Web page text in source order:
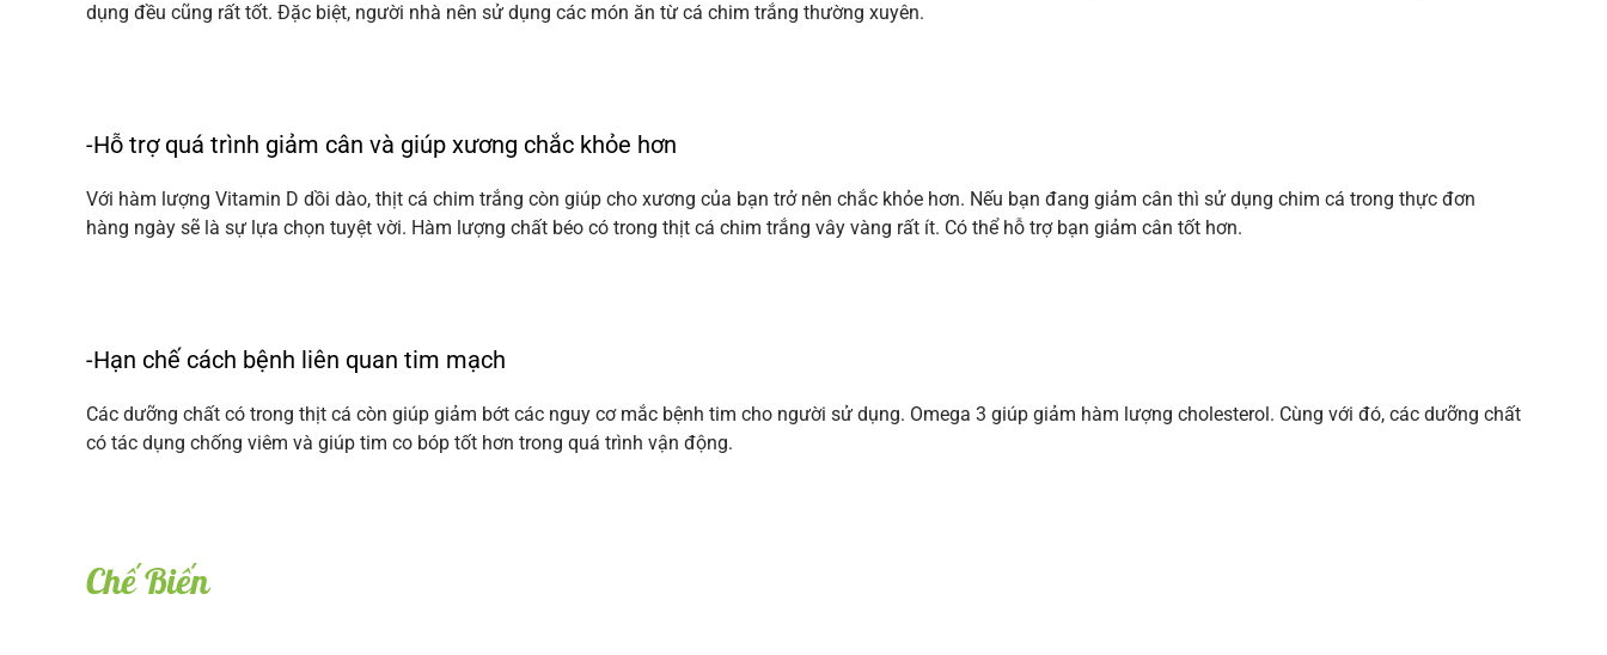
dụng đều cũng rất tốt. Đặc biệt, người nhà nên sử dụng các món ăn từ cá chim trắng thường xuyên.
-Hỗ trợ quá trình giảm cân và giúp xương chắc khỏe hơn
Với hàm lượng Vitamin D dồi dào, thịt cá chim trắng còn giúp cho xương của bạn trở nên chắc khỏe hơn. Nếu bạn đang giảm cân thì sử dụng chim cá trong thực đơn
hàng ngày sẽ là sự lựa chọn tuyệt vời. Hàm lượng chất béo có trong thịt cá chim trắng vây vàng rất ít. Có thể hỗ trợ bạn giảm cân tốt hơn.
-Hạn chế cách bệnh liên quan tim mạch
Các dưỡng chất có trong thịt cá còn giúp giảm bớt các nguy cơ mắc bệnh tim cho người sử dụng. Omega 3 giúp giảm hàm lượng cholesterol. Cùng với đó, các dưỡng chất
có tác dụng chống viêm và giúp tim co bóp tốt hơn trong quá trình vận động.
Chế Biến